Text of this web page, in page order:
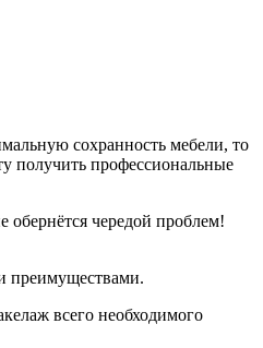
сохранность мебели, то
получить профессиональные
обернётся чередой проблем!
преимуществами.
всего необходимого